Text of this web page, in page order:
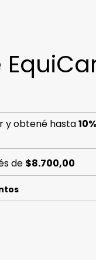
y obtené hasta10%
de $8.700,00